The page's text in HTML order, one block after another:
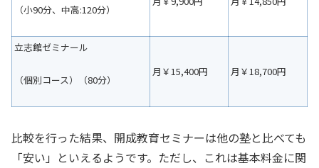
（小90分、中高:120分）
立志館ゼミナール
（個別コース）（80分）
月￥15,400円 月￥18,700円
比較を行った結果、開成教育セミナーは他の塾と比べても
「安い」といえるようです。ただし、これは基本料金に関